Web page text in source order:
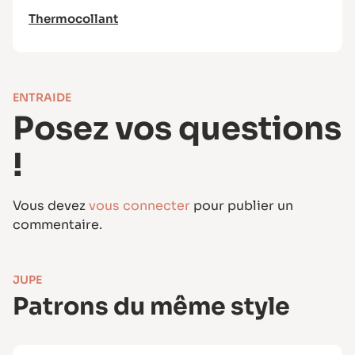
Thermocollant & droit-fil thermocollant
viscose, lin…).
Si vous avez choisi l’option avec tresse
décorative, utilisez un tissu moyen type lin,
Thermocollant
ENTRAIDE
Posez vos questions
!
Vous devezvous connecter pour publier un
commentaire.
JUPE
Patrons du même style